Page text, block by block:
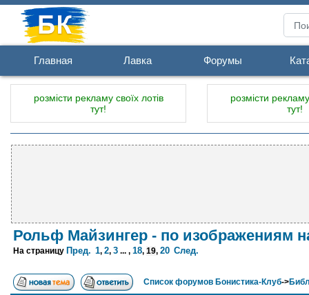
Главная Лавка Форумы
розмісти рекламу своїх лотів
тут!
розмісти
тут!
Рольф Майзингер - по изображениям
На страницу Пред. 1, 2, 3 ... , 18, 19, 20 След.
Список форумов Бонистика-Клуб->